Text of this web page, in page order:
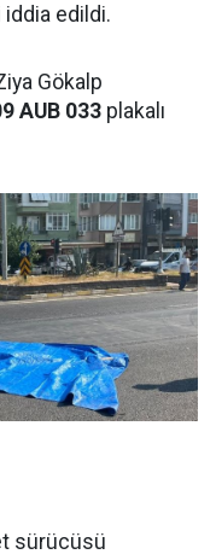
iddia edildi.
Gökalp
AUB 033 plakalı
sürücüsü